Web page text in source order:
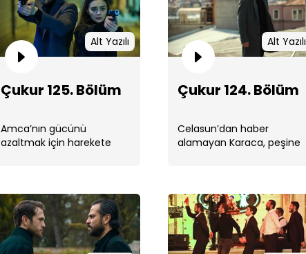
Çukur 125. Bölüm
Alt Yazılı
Çukur 125. Bölüm
Amca’nın gücünü
azaltmak için harekete
Alt Yazılı
Çukur 124. Bölüm
Celasun’dan haber
alamayan Karaca, peşine